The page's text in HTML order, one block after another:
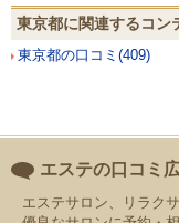
東京都に関連するコン
東京都の口コミ(409)
エステの口コミ
エステサロン、リラク